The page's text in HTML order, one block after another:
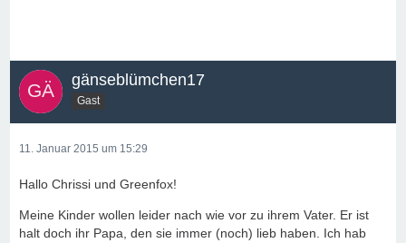
gänseblümchen17
Gast
11. Januar 2015 um 15:29
Hallo Chrissi und Greenfox!
Meine Kinder wollen leider nach wie vor zu ihrem Vater. Er ist
halt doch ihr Papa, den sie immer (noch) lieb haben. Ich hab